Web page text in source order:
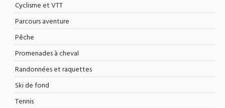
Cyclisme et VTT
Parcours aventure
Pêche
Promenades à cheval
Randonnées et raquettes
Ski de fond
Tennis